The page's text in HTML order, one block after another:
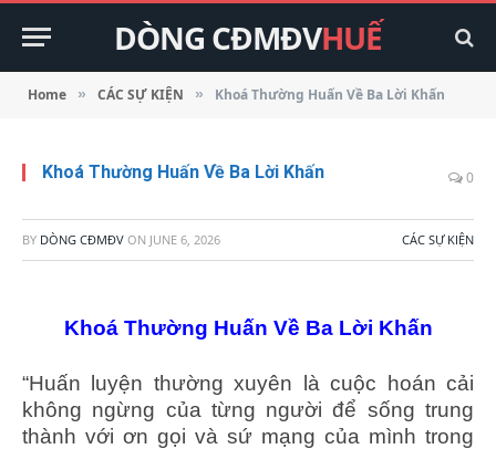
DÒNG CĐMĐVHUẾ
Home » CÁC SỰ KIỆN » Khoá Thường Huấn Về Ba Lời Khấn
Khoá Thường Huấn Về Ba Lời Khấn 0
BY DÒNG CĐMĐV ON JUNE 6, 2026 CÁC SỰ KIỆN
Khoá Thường Huấn Về Ba Lời Khấn
“Huấn luyện thường xuyên là cuộc hoán cải
không ngừng của từng người để sống trung
thành với ơn gọi và sứ mạng của mình trong